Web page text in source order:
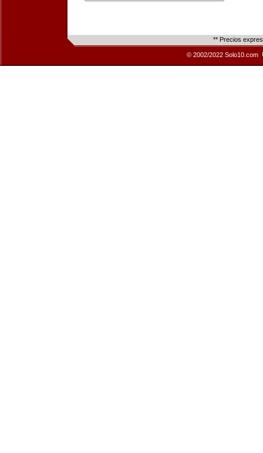
** Precios
© 2002/2022 Solo10.com